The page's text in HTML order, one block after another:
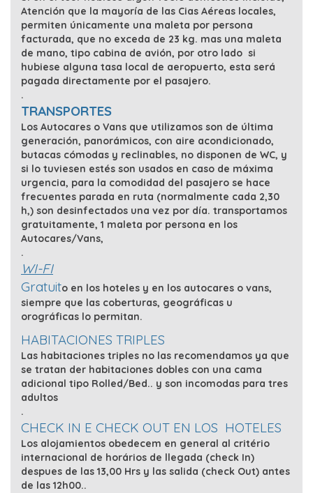
Atención que la mayoría de las Cias Aéreas locales,
permiten únicamente una maleta por persona
facturada, que no exceda de 23 kg. mas una maleta
de mano, tipo cabina de avión, por otro lado si
hubiese alguna tasa local de aeropuerto, esta será
pagada directamente por el pasajero.
.
TRANSPORTES
Los Autocares o Vans que utilizamos son de última
generación, panorámicos, con aire acondicionado,
butacas cómodas y reclinables, no disponen de WC, y
si lo tuviesen estés son usados en caso de máxima
urgencia, para la comodidad del pasajero se hace
frecuentes parada en ruta (normalmente cada 2,30
h,) son desinfectados una vez por día. transportamos
gratuitamente, 1 maleta por persona en los
Autocares/Vans,
.
WI-FI
Gratuito en los hoteles y en los autocares o vans,
siempre que las coberturas, geográficas u
orográficas lo permitan.
HABITACIONES TRIPLES
Las habitaciones triples no las recomendamos ya que
se tratan der habitaciones dobles con una cama
adicional tipo Rolled/Bed.. y son incomodas para tres
adultos
.
CHECK IN E CHECK OUT EN LOS HOTELES
Los alojamientos obedecem en general al critério
internacional de horários de llegada (check In)
despues de las 13,00 Hrs y las salida (check Out) antes
de las 12h00..